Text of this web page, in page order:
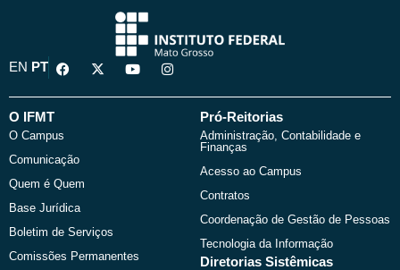
EN PT
F
a
e
o
k
X
-
w
Y
o
t
I
n
t
O IFMT
O Campus
Comunicação
Quem é Quem
Base Jurídica
Boletim de Serviços
Comissões Permanentes
Pró-Reitorias
Administração, Contabilidade e
Finanças
Acesso ao Campus
Contratos
Coordenação de Gestão de Pessoas
Tecnologia da Informação
Diretorias Sistêmicas